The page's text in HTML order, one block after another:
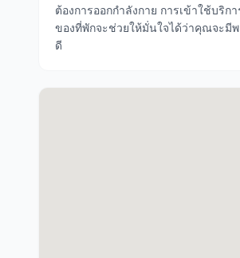
ต้องการออกกำลังกาย การเข้าใช้บริก
ของที่พักจะช่วยให้มั่นใจได้ว่าคุณจะมี
ดี